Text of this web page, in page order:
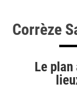
Corrèze
Le